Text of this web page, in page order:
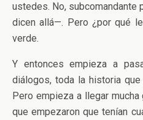
ustedes. No, subcomandante
dicen allá—. Pero ¿por qué
verde.
Y entonces empieza a
diálogos, toda la historia
Pero empieza a llegar
que empezaron que tenían